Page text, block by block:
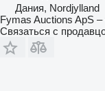
Дания, Nordjylland
Fymas Auctions ApS
Связаться с